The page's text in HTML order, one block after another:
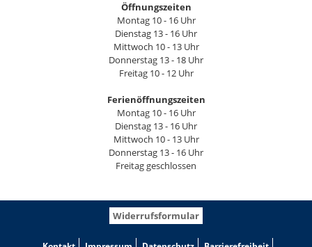
Öffnungszeiten
Montag 10 - 16 Uhr
Dienstag 13 - 16 Uhr
Mittwoch 10 - 13 Uhr
Donnerstag 13 - 18 Uhr
Freitag 10 - 12 Uhr
Ferienöffnungszeiten
Montag 10 - 16 Uhr
Dienstag 13 - 16 Uhr
Mittwoch 10 - 13 Uhr
Donnerstag 13 - 16 Uhr
Freitag geschlossen
Widerrufsformular